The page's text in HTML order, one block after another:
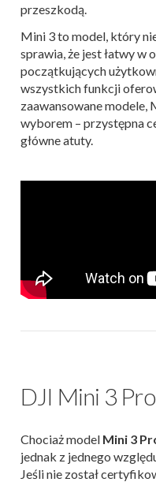
przeszkodą.
Mini 3 to model, który
sprawia, że jest łatwy w
początkujących
wszystkich funkcji
zaawansowane modele,
wyborem – przystępna
główne atuty.
DJI Mini 3
Chociaż model Mini 3
jednak z jednego
Jeśli nie został